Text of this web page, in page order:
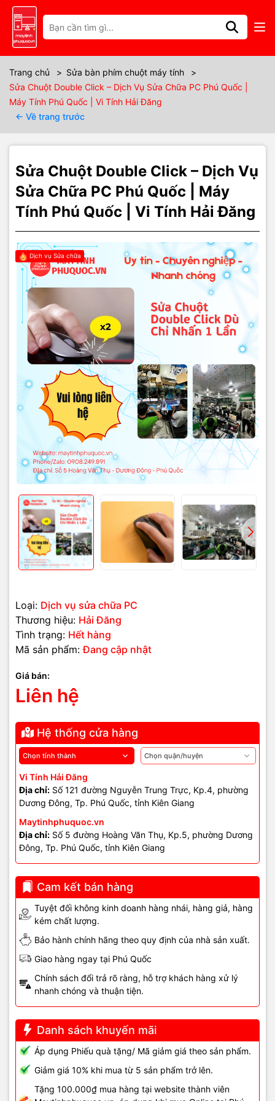
Trang chủ > Sửa bàn phím chuột máy tính
>
Sửa Chuột Double Click – Dịch Vụ Sửa Chữa PC Phú Quốc |
Máy Tính Phú Quốc | Vi Tính Hải Đăng
← Về trang trước
Sửa Chuột Double Click – Dịch Vụ
Sửa Chữa PC Phú Quốc | Máy
Tính Phú Quốc | Vi Tính Hải Đăng
Dịch vụ Sửa chữa
Loại: Dịch vụ sửa chữa PC
Thương hiệu: Hải Đăng
Tình trạng: Hết hàng
Mã sản phẩm: Đang cập nhật
Giá bán:
Liên hệ
Hệ thống cửa hàng
Vi Tính Hải Đăng
Địa chỉ: Số 121 đường Nguyễn Trung Trực, Kp.4, phường
Dương Đông, Tp. Phú Quốc, tỉnh Kiên Giang
Maytinhphuquoc.vn
Địa chỉ: Số 5 đường Hoàng Văn Thụ, Kp.5, phường Dương
Đông, Tp. Phú Quốc, tỉnh Kiên Giang
Cam kết bán hàng
Tuyệt đối không kinh doanh hàng nhái, hàng giả, hàng
kém chất lượng.
Bảo hành chính hãng theo quy định của nhà sản xuất.
Giao hàng ngay tại Phú Quốc
Chính sách đổi trả rõ ràng, hỗ trợ khách hàng xử lý
nhanh chóng và thuận tiện.
Danh sách khuyến mãi
Áp dụng Phiếu quà tặng/ Mã giảm giá theo sản phẩm.
Giảm giá 10% khi mua từ 5 sản phẩm trở lên.
Tặng 100.000₫ mua hàng tại website thành viên
Thông số kỹ thuật
🖱️ Chuột Double Click Dù Chỉ Nhấn
1 Cái – Nguyên Nhân & Khắc Phục
Giới thiệu tình trạng
Bạn nhấn chuột một lần nhưng máy tính lại nhận thành hai lần 😓?
Lỗi này ảnh hưởng trực tiếp đến trải nghiệm làm việc, học tập, chơi
game và thao tác đồ họa. Chuột double click dù chỉ nhấn 1 cái là
vấn đề phổ biến, có thể xảy ra trên chuột có dây lẫn không dây.
Nguyên nhân phổ biến
- Switch nút nhấn bị mòn hoặc hỏng:sử dụng lâu, nút nhấn
cơ học bên trong bị xuống cấp, tín hiệu không ổn định.
- Bụi bẩn, chất lỏng lọt vào:
làm kẹt nút, gây nhận tín hiệu
nhấn hai lần.
- Driver hoặc phần mềm xung đột:
lỗi driver chuột hoặc cài
đặt tốc độ double click không phù hợp.
- Bo mạch PCB bên trong hư hỏng:chip điều khiển tín hiệu
nhấn sai, dẫn đến double click.
- Chuột kém chất lượng hoặc đã qua sửa chữa:linh kiện
bên trong không đảm bảo, dễ xảy ra lỗi.
Dấu hiệu nhận biết
- Double click xảy ra ở tất cả các ứng dụng, không chỉ
game.
- Chuột đôi khi không phản hồi khi nhấn liên tục.
- Thử cắm chuột vào cổng khác hoặc máy khác → tình trạng
Những linh kiện cần chú ý
- Switch nút nhấn
- Driver và phần mềm hỗ trợ chuột
Khắc phục sơ bộ tại nhà
(nếu có thể)
- Vệ sinh nút nhấn và khe hở chuột, loại bỏ bụi bẩn hoặc chất
lỏng.
- Thử cắm chuột vào cổng khác, hoặc trên máy tính khác để
kiểm tra.
- Kiểm tra cài đặt tốc độ double click trong Windows hoặc
phần mềm đi kèm chuột.
- Nếu có kinh nghiệm → thay switch hoặc bo mạch trong
⚠️ Nếu lỗi vẫn xảy ra, cần kỹ thuật viên kiểm tra chuyên sâu hoặc
thay chuột chính hãng để đảm bảo ổn định và an toàn.
Dịch vụ tại Vi Tính Hải Đăng
Phú Quốc
🔧 Kiểm tra toàn bộ chuột, switch và bo mạch
🔧 Thay chuột chính hãng hoặc linh kiện tương thích
🔧 Kiểm tra & bàn giao: đảm bảo thao tác nhấn ổn định, không
double click